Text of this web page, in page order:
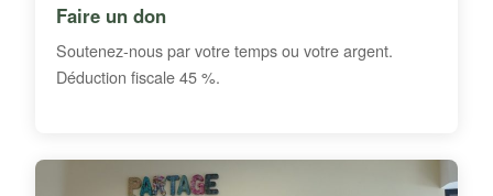
Faire un don
Soutenez-nous par votre temps ou votre argent.
Déduction fiscale 45 %.